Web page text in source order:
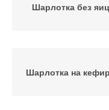
Шарлотка без яиц
Шарлотка на